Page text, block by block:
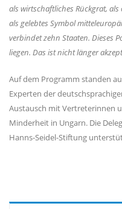
als wirtschaftliches Rückgrat,
als gelebtes Symbol
verbindet zehn Staaten. Dieses
liegen. Das ist nicht länger
Auf dem Programm standen
Experten der
Austausch mit Vertreterinnen
Minderheit in Ungarn. Die
Hanns-Seidel-Stiftung